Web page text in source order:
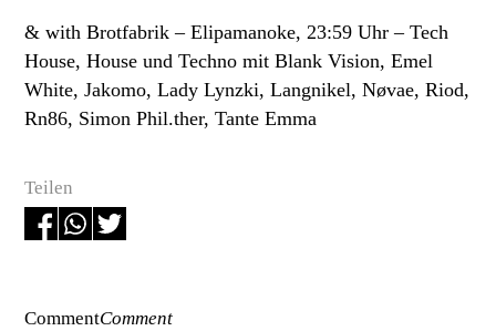
Teilen
& with Brotfabrik – Elipamanoke, 23:59 Uhr – Tech
House, House und Techno mit Blank Vision, Emel
White, Jakomo, Lady Lynzki, Langnikel, Nøvae, Riod,
Rn86, Simon Phil.ther, Tante Emma
CommentComment